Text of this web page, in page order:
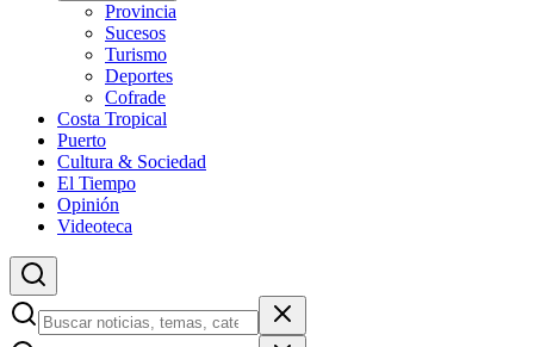
Provincia
Sucesos
Turismo
Deportes
Cofrade
Costa Tropical
Puerto
Cultura & Sociedad
El Tiempo
Opinión
Videoteca